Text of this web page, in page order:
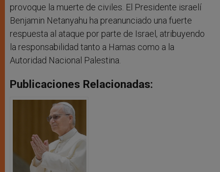
provoque la muerte de civiles. El Presidente israelí
Benjamin Netanyahu ha preanunciado una fuerte
respuesta al ataque por parte de Israel, atribuyendo
la responsabilidad tanto a Hamas como a la
Autoridad Nacional Palestina.
Publicaciones Relacionadas: